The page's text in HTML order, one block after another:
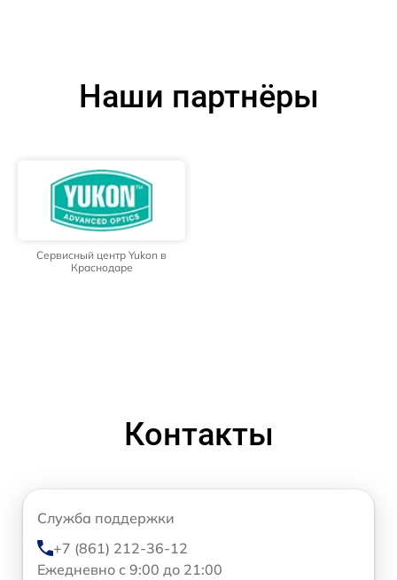
Наши партнёры
Сервисный центр Yukon в
Краснодаре
Контакты
Служба поддержки
+7 (861) 212-36-12
Ежедневно с 9:00 до 21:00